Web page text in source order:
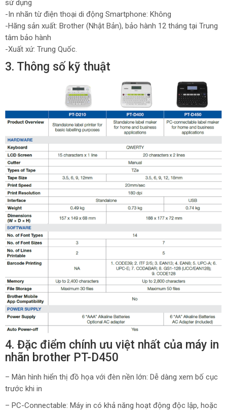
sử dụng
-In nhãn từ điện thoại di động Smartphone: Không
-Hãng sản xuất: Brother (Nhật Bản), bảo hành 12 tháng tại Trung
tâm bảo hành
-Xuất xứ: Trung Quốc.
3. Thông số kỹ thuật
4. Đặc điểm chính ưu việt nhất của máy in
nhãn brother PT-D450
– Màn hình hiển thị đồ họa với đèn nền lớn: Dễ dàng xem bố cục
trước khi in
– PC-Connectable: Máy in có khả năng hoạt động độc lập, hoặc